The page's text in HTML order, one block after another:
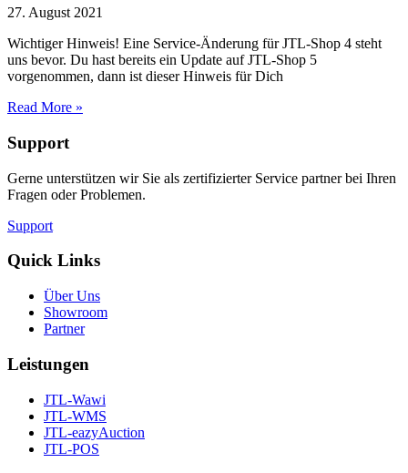
27. August 2021
Wichtiger Hinweis! Eine Service-Änderung für JTL-Shop 4 steht
uns bevor. Du hast bereits ein Update auf JTL-Shop 5
vorgenommen, dann ist dieser Hinweis für Dich
Read More »
Support
Gerne unterstützen wir Sie als zertifizierter Service partner bei Ihren
Fragen oder Problemen.
Support
Quick Links
Über Uns
Showroom
Partner
Leistungen
JTL-Wawi
JTL-WMS
JTL-eazyAuction
JTL-POS